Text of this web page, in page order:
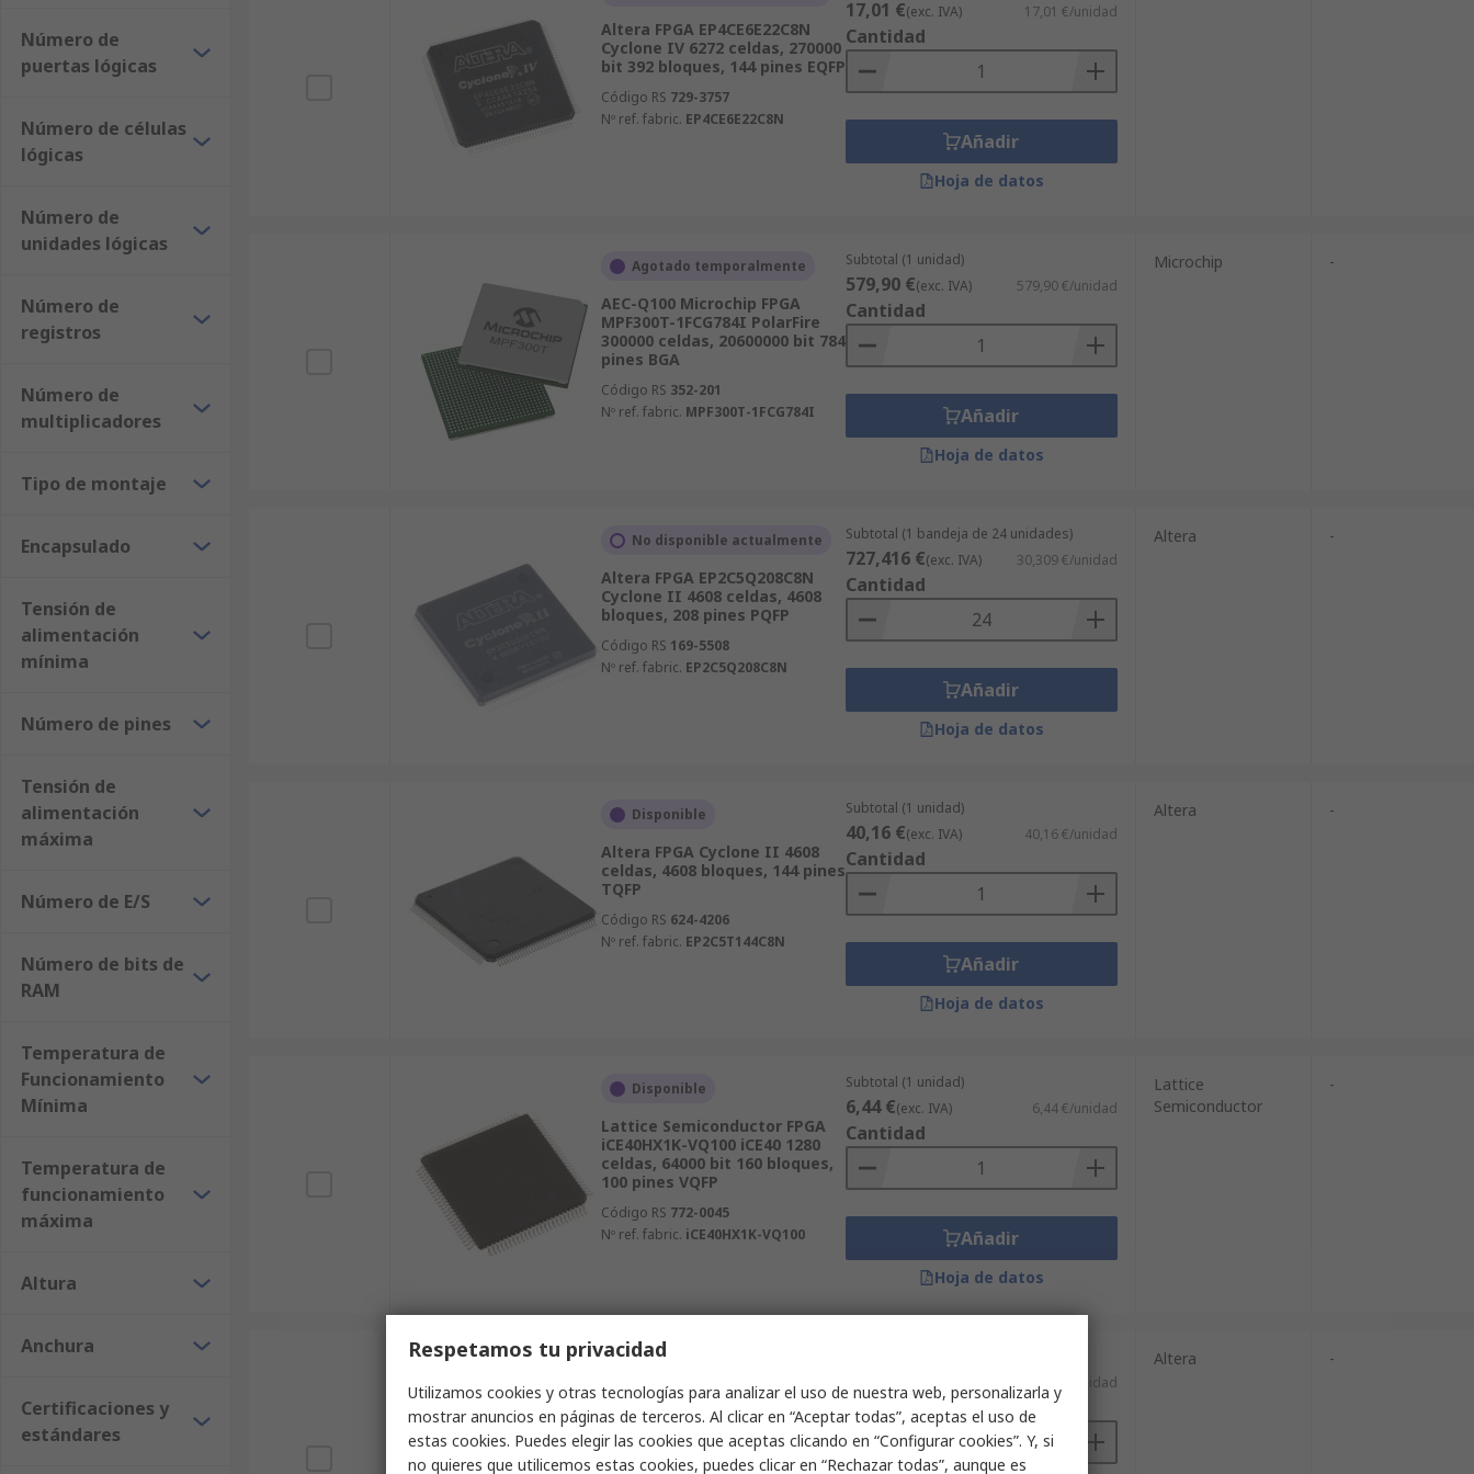
Número de
puertas lógicas
Número de células
lógicas
Número de
unidades lógicas
Número de
registros
Número de
multiplicadores
Tipo de montaje
Encapsulado
Tensión de
alimentación
mínima
Número de pines
Tensión de
alimentación
máxima
Número de E/S
Número de bits de
RAM
Temperatura de
Funcionamiento
Mínima
Temperatura de
funcionamiento
máxima
Altura
Anchura
Certificaciones y
estándares
Altera FPGA EP4CE6E22C8N
Cyclone IV 6272 celdas, 270000
bit 392 bloques, 144 pines EQFP
Código RS 729-3757
Nº ref. fabric. EP4CE6E22C8N
17,01 €(exc. IVA) 17,01 €/unidad
Cantidad
Añadir
Hoja de datos
Agotado temporalmente
AEC-Q100 Microchip FPGA
MPF300T-1FCG784I PolarFire
300000 celdas, 20600000 bit 784
pines BGA
Código RS 352-201
Nº ref. fabric. MPF300T-1FCG784I
Subtotal (1 unidad)
579,90 €(exc. IVA) 579,90 €/unidad
Cantidad
Añadir
Hoja de datos
Microchip -
No disponible actualmente
Altera FPGA EP2C5Q208C8N
Cyclone II 4608 celdas, 4608
bloques, 208 pines PQFP
Código RS 169-5508
Nº ref. fabric. EP2C5Q208C8N
Subtotal (1 bandeja de 24 unidades)
727,416 €(exc. IVA) 30,309 €/unidad
Cantidad
Añadir
Hoja de datos
Altera -
Disponible
Altera FPGA Cyclone II 4608
celdas, 4608 bloques, 144 pines
TQFP
Código RS 624-4206
Nº ref. fabric. EP2C5T144C8N
Subtotal (1 unidad)
40,16 €(exc. IVA) 40,16 €/unidad
Cantidad
Añadir
Hoja de datos
Altera -
Disponible
Lattice Semiconductor FPGA
iCE40HX1K-VQ100 iCE40 1280
celdas, 64000 bit 160 bloques,
100 pines VQFP
Código RS 772-0045
Nº ref. fabric. iCE40HX1K-VQ100
Subtotal (1 unidad)
6,44 €(exc. IVA) 6,44 €/unidad
Cantidad
Añadir
Hoja de datos
Lattice
Semiconductor
-
Disponible
Altera FPGA EP4CE6E22I7N
Cyclone IV E 6272 celdas, 6272
puertas, 276480 bit 392
bloques, 144 pines EQFP
(exc. IVA) 24,94 €/unidad
Cantidad
Altera -
Respetamos tu privacidad
Utilizamos cookies y otras tecnologías para analizar el uso de nuestra web, personalizarla y
mostrar anuncios en páginas de terceros. Al clicar en “Aceptar todas”, aceptas el uso de
estas cookies. Puedes elegir las cookies que aceptas clicando en “Configurar cookies”. Y, si
no quieres que utilicemos estas cookies, puedes clicar en “Rechazar todas”, aunque es